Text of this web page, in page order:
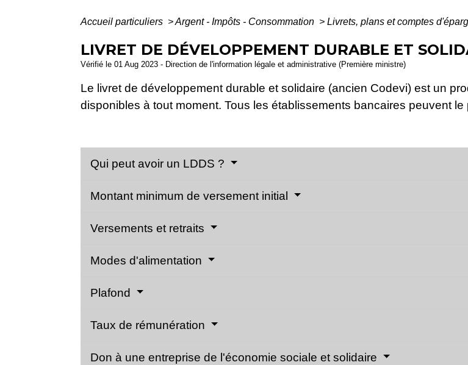
Accueil particuliers >Argent - Impôts - Consommation > Livrets, plans et comptes
LIVRET DE DÉVELOPPEMENT DURABLE ET
Vérifié le 01 Aug 2023 - Direction de l'information légale et administrative (Première ministre)
Le livret de développement durable et solidaire (ancien Codevi) est un
disponibles à tout moment. Tous les établissements bancaires peuvent le
Qui peut avoir un LDDS ?
Montant minimum de versement initial
Versements et retraits
Modes d'alimentation
Plafond
Taux de rémunération
Don à une entreprise de l'économie sociale et solidaire